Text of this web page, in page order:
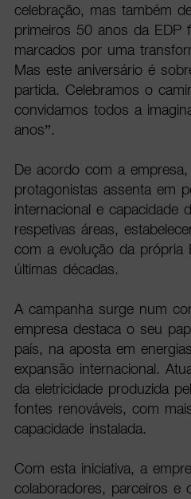
celebração, mas também
primeiros 50 anos da EDP
marcados por uma
Mas este aniversário é
partida. Celebramos o
convidamos todos a
anos”.
De acordo com a
protagonistas assenta em
internacional e capacidade
respetivas áreas,
com a evolução da própria
últimas décadas.
A campanha surge num
empresa destaca o seu
país, na aposta em
expansão internacional.
da eletricidade produzida
fontes renováveis, com
capacidade instalada.
Com esta iniciativa, a
colaboradores, parceiros e